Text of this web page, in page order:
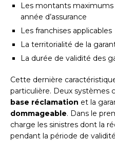
Les montants
année d’assurance
Les franchises applicables
La territorialité de la
La durée de validité des
Cette dernière
particulière. Deux systèmes
base réclamation et la
dommageable. Dans le
charge les sinistres dont la
pendant la période de